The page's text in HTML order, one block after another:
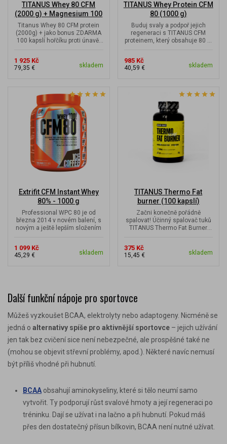
TITANUS Whey 80 CFM
(2000 g) + Magnesium 100
kapslí zdarma
Titanus Whey 80 CFM protein
(2000g) + jako bonus ZDARMA
100 kapslí hořčíku proti únavě,
1 925 Kč
79,35 € skladem
TITANUS Whey Protein CFM
80 (1000 g)
Buduj svaly a podpoř jejich
regeneraci s TITANUS CFM
proteinem, který obsahuje 80 %
985 Kč
40,59 € skladem
Extrifit CFM Instant Whey
80% - 1000 g
Professional WPC 80 je od
března 2014 v novém balení, s
novým a ještě lepším složením
1 099 Kč
45,29 € skladem
TITANUS Thermo Fat
burner (100 kapslí)
Začni konečně pořádně
spalovat! Účinný spalovač tuků
TITANUS Thermo Fat Burner
375 Kč
15,45 € skladem
Další funkční nápoje pro sportovce
Můžeš vyzkoušet BCAA, elektrolyty nebo adaptogeny. Nicméně se
jedná o alternativy spíše pro aktivnější sportovce – jejich užívání
jen tak bez cvičení sice není nebezpečné, ale prospěšné také ne
(mohou se objevit střevní problémy, apod.). Některé navíc nemusí
být příliš vhodné při hubnutí.
BCAA obsahují aminokyseliny, které si tělo neumí samo
vytvořit. Ty podporují růst svalové hmoty a jejíregeneraci po
tréninku . Dají se užívat i na lačno a při hubnutí . Pokud máš
přes den dostatečný přísun bílkovin, BCAA není nutné užívat.